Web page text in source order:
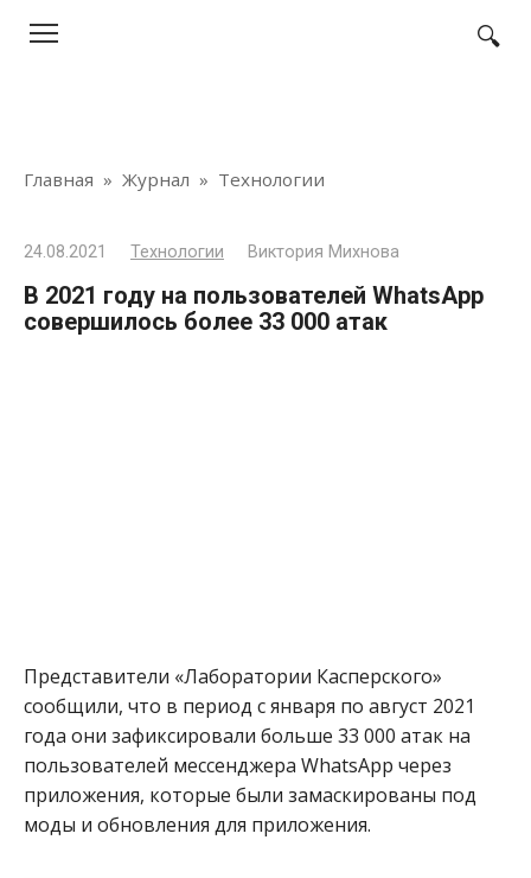
Главная » Журнал » Технологии
24.08.2021 Технологии Виктория Михнова
В 2021 году на пользователей WhatsApp
совершилось более 33 000 атак
Представители «Лаборатории Касперского»
сообщили, что в период с января по август 2021
года они зафиксировали больше 33 000 атак на
пользователей мессенджера WhatsApp через
приложения, которые были замаскированы под
моды и обновления для приложения.